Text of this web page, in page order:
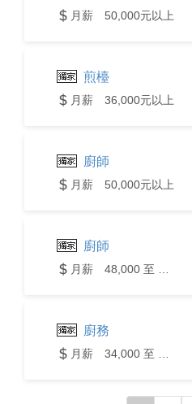
月薪 50,000元以上
煎檯
月薪 36,000元以上
廚師
月薪 50,000元以上
廚師
廚務